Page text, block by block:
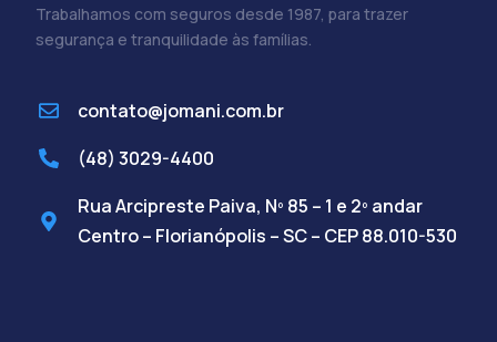
Trabalhamos com seguros desde 1987, para trazer
segurança e tranquilidade às famílias.
contato@jomani.com.br
(48) 3029-4400
Rua Arcipreste Paiva, Nº 85 – 1 e 2º andar
Centro – Florianópolis – SC – CEP 88.010-530